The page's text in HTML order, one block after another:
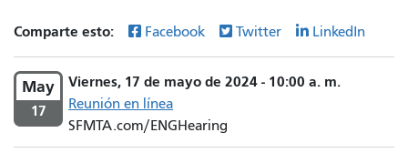
Comparte esto: Facebook Twitter LinkedIn
May
17
Viernes, 17 de mayo de 2024 - 10:00 a. m.
Reunión en línea
SFMTA.com/ENGHearing